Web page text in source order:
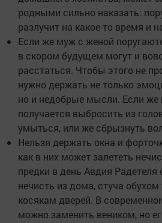
родными сильно наказать:
разлучит на какое-то время и
Если же муж с женой
в скором будущем могут и
расстаться. Чтобы этого не
нужно держать не только
но и недобрые мысли. Если же
получается выбросить из
умыться, или же сбрызнуть
Нельзя держать окна и
как в них может залететь
предки в день Авдия Радетеля
нечисть из дома, стуча
косякам дверей. В
можно заменить веником, но